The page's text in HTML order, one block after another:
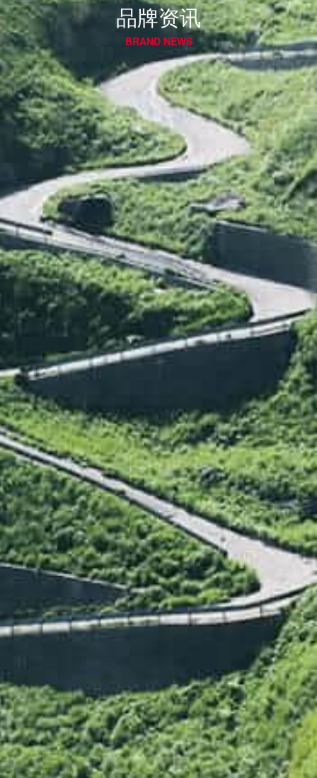
品牌资讯
BRAND NEWS